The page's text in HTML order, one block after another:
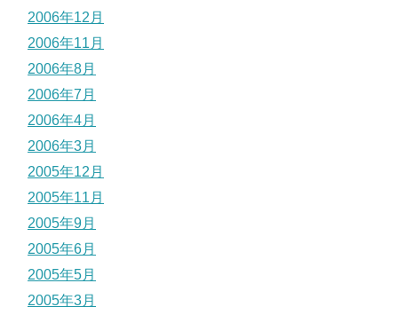
2006年12月
2006年11月
2006年8月
2006年7月
2006年4月
2006年3月
2005年12月
2005年11月
2005年9月
2005年6月
2005年5月
2005年3月